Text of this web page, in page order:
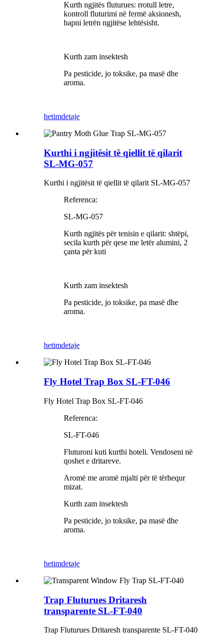
Kurth ngjitës fluturues: rrotull letre,
kontroll fluturimi në fermë aksionesh,
hapni letrën ngjitëse lehtësisht.
Kurth zam insektesh
Pa pesticide, jo toksike, pa masë dhe
aroma.
hetimdetaje
Kurthi i ngjitësit të qiellit të qilarit
SL-MG-057
Kurthi i ngjitësit të qiellit të qilarit SL-MG-057
Referenca:
SL-MG-057
Kurth ngjitës për tenisin e qilarit: shtëpi,
secila kurth për qese me letër alumini, 2
çanta për kuti
Kurth zam insektesh
Pa pesticide, jo toksike, pa masë dhe
aroma.
hetimdetaje
Fly Hotel Trap Box SL-FT-046
Fly Hotel Trap Box SL-FT-046
Referenca:
SL-FT-046
Fluturoni kuti kurthi hoteli. Vendoseni në
qoshet e dritareve.
Aromë me aromë mjalti për të tërhequr
mizat.
Kurth zam insektesh
Pa pesticide, jo toksike, pa masë dhe
aroma.
hetimdetaje
Trap Fluturues Dritaresh
transparente SL-FT-040
Trap Fluturues Dritaresh transparente SL-FT-040